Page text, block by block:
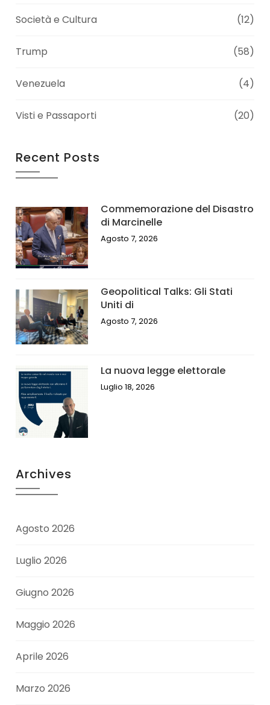
Società e Cultura (12)
Trump (58)
Venezuela (4)
Visti e Passaporti (20)
Recent Posts
Commemorazione del Disastro
di Marcinelle
Agosto 7, 2026
Geopolitical Talks: Gli Stati
Uniti di
Agosto 7, 2026
La nuova legge elettorale
Luglio 18, 2026
Archives
Agosto 2026
Luglio 2026
Giugno 2026
Maggio 2026
Aprile 2026
Marzo 2026